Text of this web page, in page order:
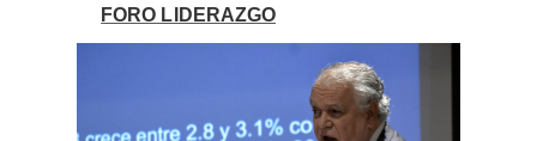
FORO LIDERAZGO